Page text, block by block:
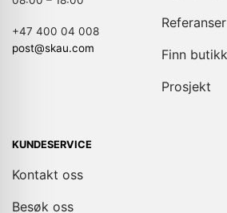
+47 400 04 008
post@skau.com
Referanser
Finn butikk
Prosjekt
KUNDESERVICE
Kontakt oss
Besøk oss